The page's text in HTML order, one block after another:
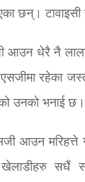
छन्। टावाइसी
आउन धेरै नै
रहेका
उनको भनाई छ।
आउन
सधैं